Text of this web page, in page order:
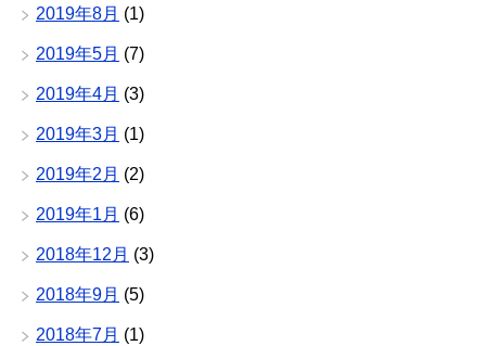
2019年8月 (1)
2019年5月 (7)
2019年4月 (3)
2019年3月 (1)
2019年2月 (2)
2019年1月 (6)
2018年12月 (3)
2018年9月 (5)
2018年7月 (1)